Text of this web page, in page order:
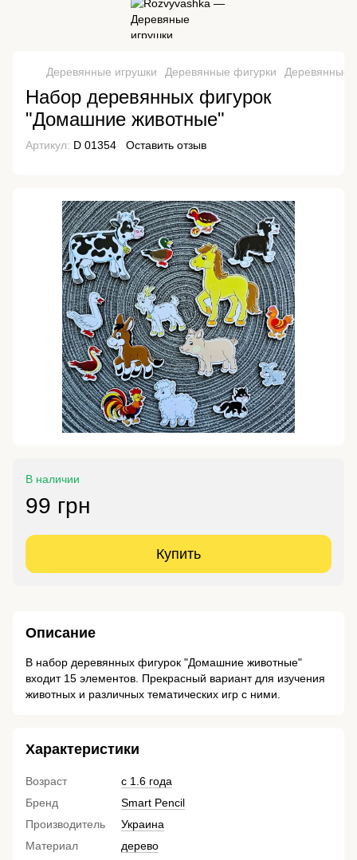
Деревянные игрушки Деревянные фигурки Деревянные
Набор деревянных фигурок
"Домашние животные"
Артикул: D 01354 Оставить отзыв
В наличии
99 грн
Купить
Описание
В набор деревянных фигурок "Домашние животные"
входит 15 элементов. Прекрасный вариант для изучения
животных и различных тематических игр с ними.
Характеристики
Возраст
с 1.6 года
Бренд
Smart Pencil
Производитель
Украина
Материал
дерево